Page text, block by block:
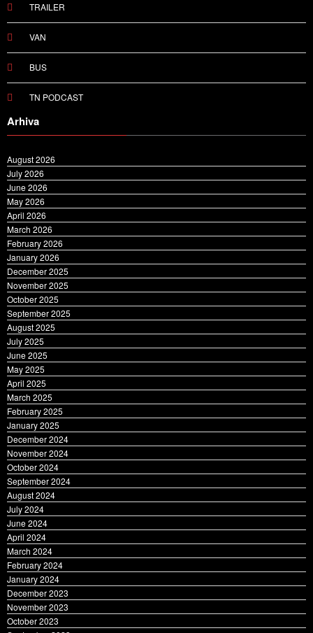
TRAILER
VAN
BUS
TN PODCAST
Arhiva
August 2026
July 2026
June 2026
May 2026
April 2026
March 2026
February 2026
January 2026
December 2025
November 2025
October 2025
September 2025
August 2025
July 2025
June 2025
May 2025
April 2025
March 2025
February 2025
January 2025
December 2024
November 2024
October 2024
September 2024
August 2024
July 2024
June 2024
April 2024
March 2024
February 2024
January 2024
December 2023
November 2023
October 2023